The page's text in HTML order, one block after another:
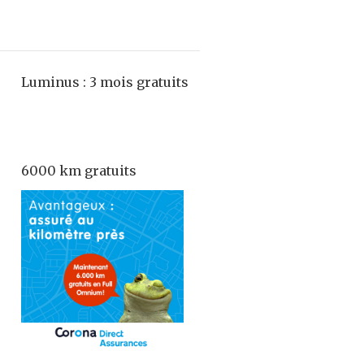
Luminus : 3 mois gratuits
6000 km gratuits